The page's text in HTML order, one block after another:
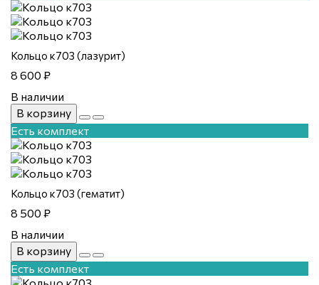
Кольцо к703 (лазурит)
8 600 ₽
В наличии
В корзину
Есть комплект
Кольцо к703 (гематит)
8 500 ₽
В наличии
В корзину
Есть комплект